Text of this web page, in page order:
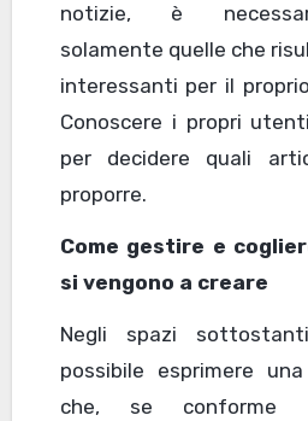
notizie, è
solamente quelle che
interessanti per il
Conoscere i propri
per decidere quali
proporre.
Come gestire e
si vengono a creare
Negli spazi
possibile esprimere
che, se conforme